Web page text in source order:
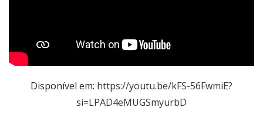
Disponível em: https://youtu.be/kFS-56FwmiE?
si=LPAD4eMUGSmyurbD